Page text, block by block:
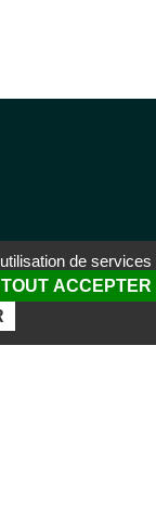
de services
ACCEPTER